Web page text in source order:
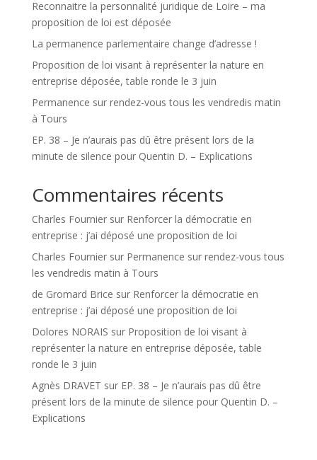
Reconnaitre la personnalité juridique de Loire – ma
proposition de loi est déposée
La permanence parlementaire change d’adresse !
Proposition de loi visant à représenter la nature en
entreprise déposée, table ronde le 3 juin
Permanence sur rendez-vous tous les vendredis matin
à Tours
EP. 38 – Je n’aurais pas dû être présent lors de la
minute de silence pour Quentin D. – Explications
Commentaires récents
Charles Fourniersur Renforcer la démocratie en
entreprise : j’ai déposé une proposition de loi
Charles Fourniersur Permanence sur rendez-vous tous
les vendredis matin à Tours
de Gromard Brice sur Renforcer la démocratie en
entreprise : j’ai déposé une proposition de loi
Dolores NORAIS sur Proposition de loi visant à
représenter la nature en entreprise déposée, table
ronde le 3 juin
Agnès DRAVET sur EP. 38 – Je n’aurais pas dû être
présent lors de la minute de silence pour Quentin D. –
Explications